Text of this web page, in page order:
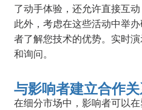
了动手体验，还允许直接互动
此外，考虑在这些活动中举
者了解您技术的优势。实时
和询问。
与影响者建立合作
在细分市场中，影响者可以